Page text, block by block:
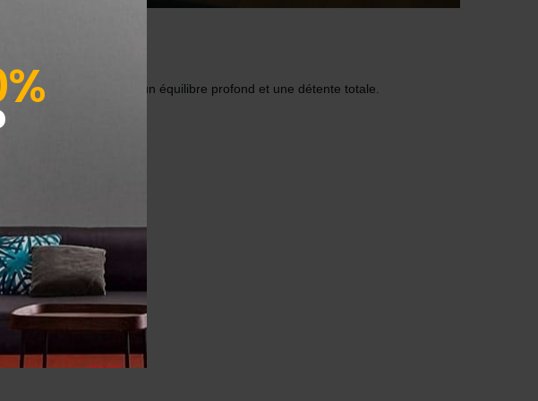
privés
personnalisées pour un équilibre profond et une détente totale.